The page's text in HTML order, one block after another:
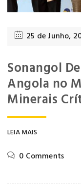
25 de Junho,
Sonangol
Angola no
Minerais
LEIA MAIS
0 Comments